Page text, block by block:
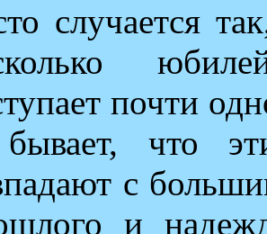
случается
почти
что
с
и